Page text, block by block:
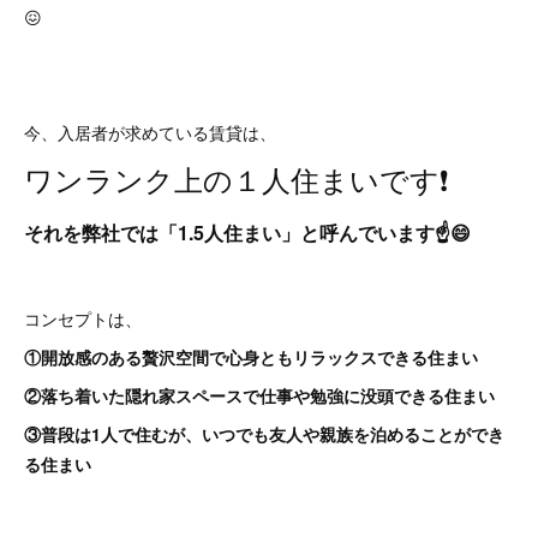
😖
今、入居者が求めている賃貸は、
ワンランク上の１人住まいです❗
それを弊社では「1.5人住まい」と呼んでいます☝😄
コンセプトは、
①開放感のある贅沢空間で心身ともリラックスできる住まい
②落ち着いた隠れ家スペースで仕事や勉強に没頭できる住まい
③普段は1人で住むが、いつでも友人や親族を泊めることができ
る住まい